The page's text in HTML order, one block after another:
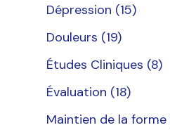
Dépression (15)
Douleurs (19)
Études Cliniques (8)
Évaluation (18)
Maintien de la forme